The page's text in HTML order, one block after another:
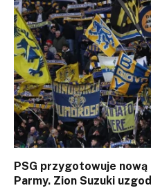
PSG przygotowuje
Parmy. Zion Suzuki